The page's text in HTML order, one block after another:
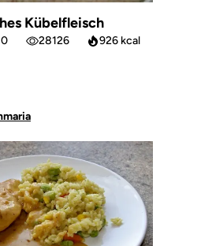
Kübelfleisch
28126 926 kcal